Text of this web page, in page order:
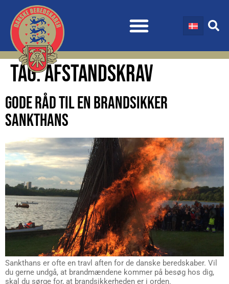
TAG:AFSTANDSKRAV
GODE RÅD TIL EN BRANDSIKKER
SANKTHANS
Sankthans er ofte en travl aften for de danske beredskaber. Vil
du gerne undgå, at brandmændene kommer på besøg hos dig,
skal du sørge for, at brandsikkerheden er i orden.